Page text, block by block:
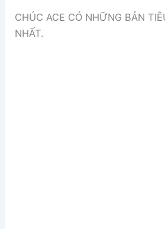
CHÚC ACE CÓ NHỮNG BẢN
NHẤT.